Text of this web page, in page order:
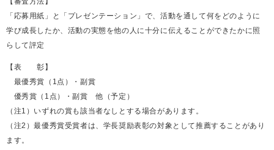
「応募用紙」と「プレゼンテーション」で、活動を通して何をどのように
学び成長したか、活動の実態を他の人に十分に伝えることができたかに照
らして評定
【表 彰】
最優秀賞（1点）・副賞
優秀賞（1点）・副賞 他（予定）
（注1）いずれの賞も該当者なしとする場合があります。
（注2）最優秀賞受賞者は、学長奨励表彰の対象として推薦することがあり
ます。